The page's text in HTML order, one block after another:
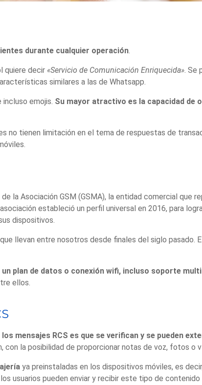
durante cualquier operación
quiere decir «Servicio de Comunicación Enriquecida» .
similares a las de Whatsapp.
emojis. Su mayor atractivo es la capacidad de
no tienen limitación en el tema de respuestas de
la Asociación GSM (GSMA), la entidad comercial que
estableció un perfil universal en 2016, para
dispositivos.
llevan entre nosotros desde finales del siglo pasado.
plan de datos o conexión wifi, incluso soporte
ellos.
los mensajes RCS es que se verifican y se pueden
con la posibilidad de proporcionar notas de voz, fotos o
ya preinstaladas en los dispositivos móviles, es
usuarios pueden enviar y recibir este tipo de